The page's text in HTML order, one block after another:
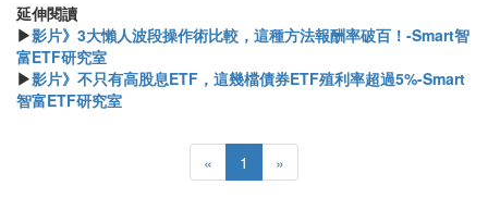
延伸閱讀
▶影片》3大懶人波段操作術比較，這種方法報酬率破百！-Smart智
富ETF研究室
▶影片》不只有高股息ETF，這幾檔債券ETF殖利率超過5%-Smart
智富ETF研究室
« 1 »